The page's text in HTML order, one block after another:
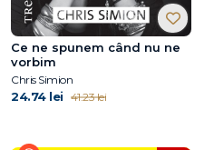
Ce ne spunem când nu ne
vorbim
Chris Simion
24.74 lei 41.23 lei